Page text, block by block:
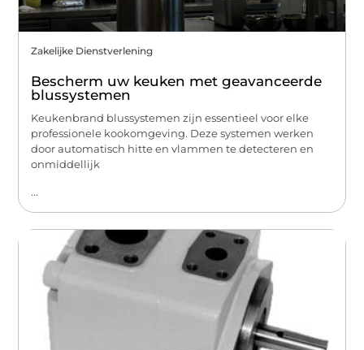
Zakelijke Dienstverlening
Bescherm uw keuken met geavanceerde
blussystemen
Keukenbrand blussystemen zijn essentieel voor elke
professionele kookomgeving. Deze systemen werken
door automatisch hitte en vlammen te detecteren en
onmiddellijk
...